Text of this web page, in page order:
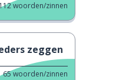
woorden/zinnen
zeggen
65woorden/zinnen